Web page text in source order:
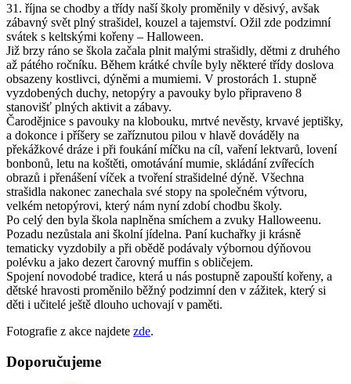
31. října se chodby a třídy naší školy proměnily v děsivý, avšak
zábavný svět plný strašidel, kouzel a tajemství. Ožil zde podzimní
svátek s keltskými kořeny – Halloween.
Již brzy ráno se škola začala plnit malými strašidly, dětmi z druhého
až pátého ročníku. Během krátké chvíle byly některé třídy doslova
obsazeny kostlivci, dýněmi a mumiemi. V prostorách 1. stupně
vyzdobených duchy, netopýry a pavouky bylo připraveno 8
stanovišť plných aktivit a zábavy.
Čarodějnice s pavouky na klobouku, mrtvé nevěsty, krvavé jeptišky,
a dokonce i příšery se zaříznutou pilou v hlavě dováděly na
překážkové dráze i při foukání míčku na cíl, vaření lektvarů, lovení
bonbonů, letu na koštěti, omotávání mumie, skládání zvířecích
obrazů i přenášení víček a tvoření strašidelné dýně. Všechna
strašidla nakonec zanechala své stopy na společném výtvoru,
velkém netopýrovi, který nám nyní zdobí chodbu školy.
Po celý den byla škola naplněna smíchem a zvuky Halloweenu.
Pozadu nezůstala ani školní jídelna. Paní kuchařky ji krásně
tematicky vyzdobily a při obědě podávaly výbornou dýňovou
polévku a jako dezert čarovný muffin s obličejem.
Spojení novodobé tradice, která u nás postupně zapouští kořeny, a
dětské hravosti proměnilo běžný podzimní den v zážitek, který si
děti i učitelé ještě dlouho uchovají v paměti.
Fotografie z akce najdete zde.
Doporučujeme